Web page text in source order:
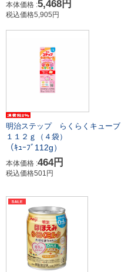
本体価格 :5,468円
税込価格5,905円
明治ステップ らくらくキューブ
１１２ｇ（４袋）
（ｷｭｰﾌﾞ112g）
本体価格 :464円
税込価格501円